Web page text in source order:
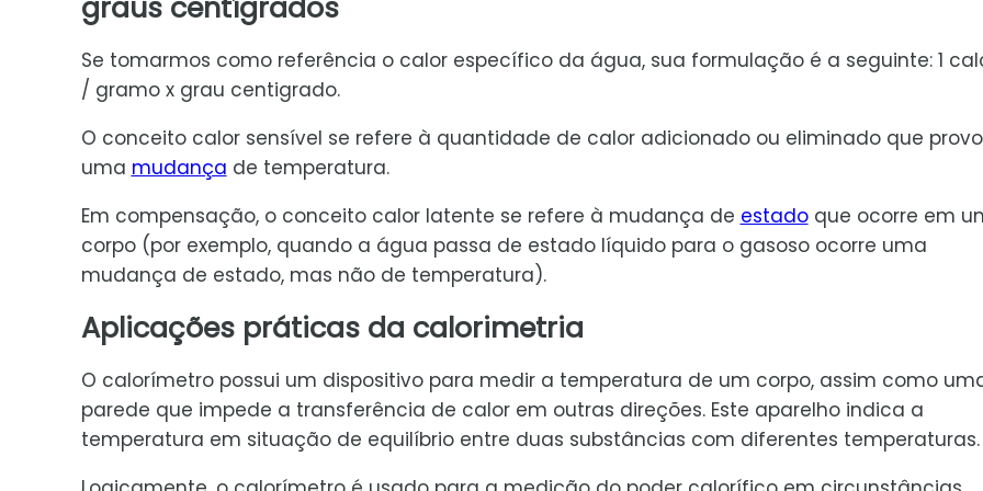
Se tomarmos como referência o calor específico da água, sua formulação é a seguinte: 1
/ gramo x grau centigrado.
O conceito calor sensível se refere à quantidade de calor adicionado ou eliminado que
uma mudança de temperatura.
Em compensação, o conceito calor latente se refere à mudança de estadoque ocorre em
corpo (por exemplo, quando a água passa de estado líquido para o gasoso ocorre uma
mudança de estado, mas não de temperatura).
Aplicações práticas da calorimetria
O calorímetro possui um dispositivo para medir a temperatura de um corpo, assim como
parede que impede a transferência de calor em outras direções. Este aparelho indica a
temperatura em situação de equilíbrio entre duas substâncias com diferentes temperaturas.